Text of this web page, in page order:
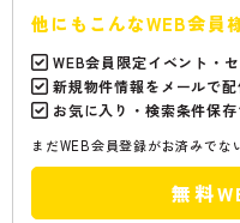
他にもこんなWEB会員
WEB会員限定イベント・
新規物件情報をメールで配
お気に入り・検索条件保
まだWEB会員登録がお済みでな
無料